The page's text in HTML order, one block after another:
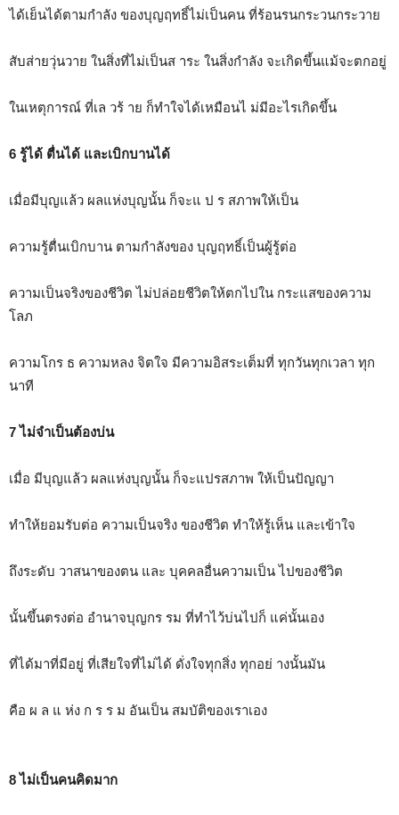
ได้เย็นได้ตามกำลัง ของบุญฤทธิ์ไม่เป็นคน ที่ร้อนรนกระวนกระวาย
สับส่ายวุ่นวาย ในสิ่งที่ไม่เป็นส าระ ในสิ่งกำลัง จะเกิดขึ้นแม้จะตกอยู่
ในเหตุการณ์ ที่เล วร้ าย ก็ทำใจได้เหมือนไ ม่มีอะไรเกิดขึ้น
6 รู้ได้ ตื่นได้ และเบิกบานได้
เมื่อมีบุญแล้ว ผลแห่งบุญนั้น ก็จะแ ป ร สภาพให้เป็น
ความรู้ตื่นเบิกบาน ตามกำลังของ บุญฤทธิ์เป็นผู้รู้ต่อ
ความเป็นจริงของชีวิต ไม่ปล่อยชีวิตให้ตกไปใน กระแสของความ
โลภ
ความโกร ธ ความหลง จิตใจ มีความอิสระเต็มที่ ทุกวันทุกเวลา ทุก
นาที
7 ไม่จำเป็นต้องบ่น
เมื่อ มีบุญแล้ว ผลแห่งบุญนั้น ก็จะแปรสภาพ ให้เป็นปัญญา
ทำให้ยอมรับต่อ ความเป็นจริง ของชีวิต ทำให้รู้เห็น และเข้าใจ
ถึงระดับ วาสนาของตน และ บุคคลอื่นความเป็น ไปของชีวิต
นั้นขึ้นตรงต่อ อำนาจบุญกร รม ที่ทำไว้บ่นไปก็ แค่นั้นเอง
ที่ได้มาที่มีอยู่ ที่เสียใจที่ไม่ได้ ดั่งใจทุกสิ่ง ทุกอย่ างนั้นมัน
คือ ผ ล แ ห่ง ก ร ร ม อันเป็น สมบัติของเราเอง
8 ไม่เป็นคนคิดมาก